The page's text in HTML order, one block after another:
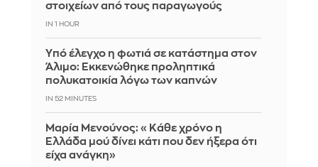
στοιχείων από τους παραγωγούς
IN 1 HOUR
Yπό έλεγχο η φωτιά σε κατάστημα στον
Άλιμο: Εκκενώθηκε προληπτικά
πολυκατοικία λόγω των καπνών
IN 52 MINUTES
Μαρία Μενούνος: «Κάθε χρόνο η
Ελλάδα μού δίνει κάτι που δεν ήξερα ότι
είχα ανάγκη»